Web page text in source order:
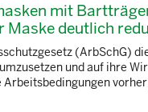
mit
deutlich
(ArbSchG)
und auf ihre